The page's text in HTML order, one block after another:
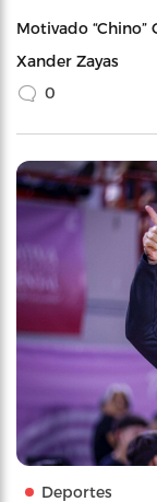
Motivado
Xander Zayas
0
Deportes